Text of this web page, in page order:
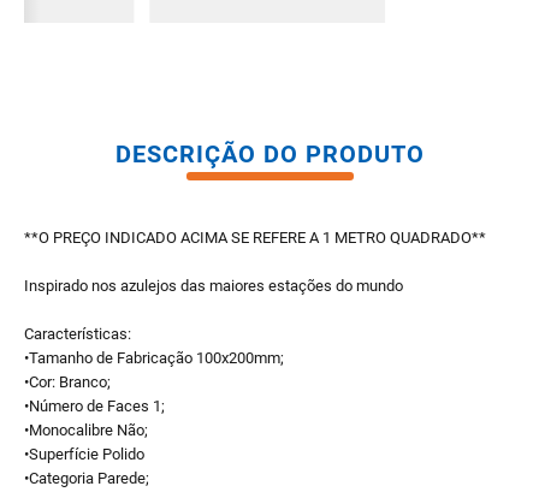
DESCRIÇÃO DO PRODUTO
**O PREÇO INDICADO ACIMA SE REFERE A 1 METRO QUADRADO**
Inspirado nos azulejos das maiores estações do mundo
Características:
•Tamanho de Fabricação 100x200mm;
•Cor: Branco;
•Número de Faces 1;
•Monocalibre Não;
•Superfície Polido
•Categoria Parede;